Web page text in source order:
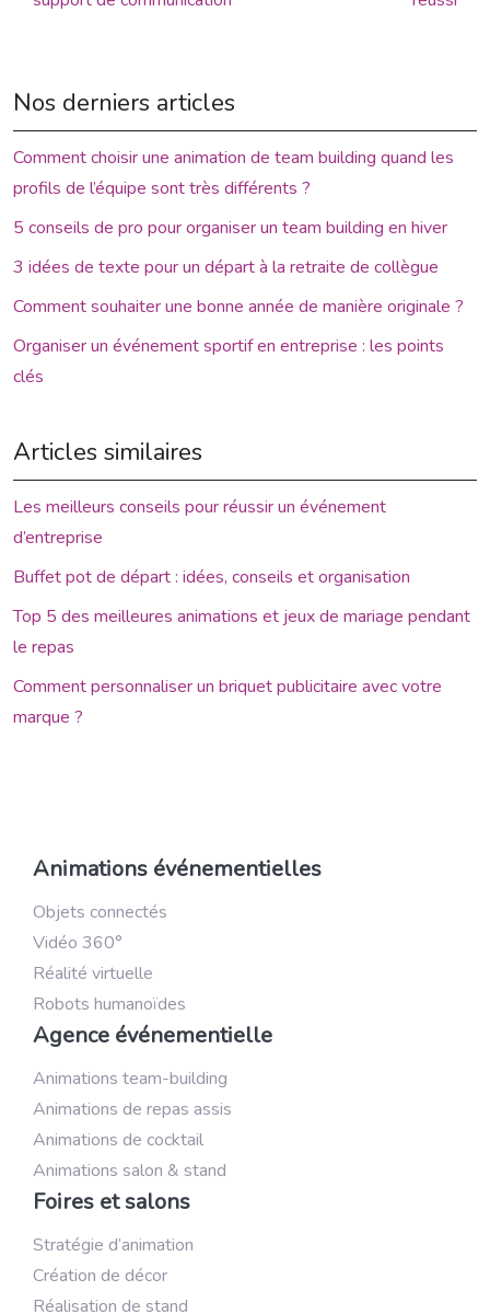
Nos derniers articles
Comment choisir une animation de team building quand les
profils de l’équipe sont très différents ?
5 conseils de pro pour organiser un team building en hiver
3 idées de texte pour un départ à la retraite de collègue
Comment souhaiter une bonne année de manière originale ?
Organiser un événement sportif en entreprise : les points
clés
Articles similaires
Les meilleurs conseils pour réussir un événement
d’entreprise
Buffet pot de départ : idées, conseils et organisation
Top 5 des meilleures animations et jeux de mariage pendant
le repas
Comment personnaliser un briquet publicitaire avec votre
marque ?
Animations événementielles
Objets connectés
Vidéo 360°
Réalité virtuelle
Robots humanoïdes
Agence événementielle
Animations team-building
Animations de repas assis
Animations de cocktail
Animations salon & stand
Foires et salons
Stratégie d’animation
Création de décor
Réalisation de stand